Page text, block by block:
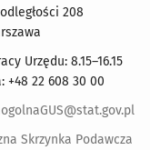
208
Urzędu: 8.15–16.15
+48 22 608 30 00
Skrzynka Podawcza